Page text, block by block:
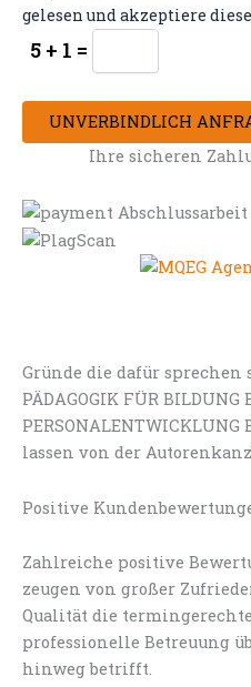
gelesen und akzeptiere
5 + 1 =
UNVERBINDLICH
Ihre sicheren
Gründe die dafür
PÄDAGOGIK FÜR BILDUNG
lassen von der
Positive
Zahlreiche positive
zeugen von großer
Qualität die
professionelle Betreuung
hinweg betrifft.